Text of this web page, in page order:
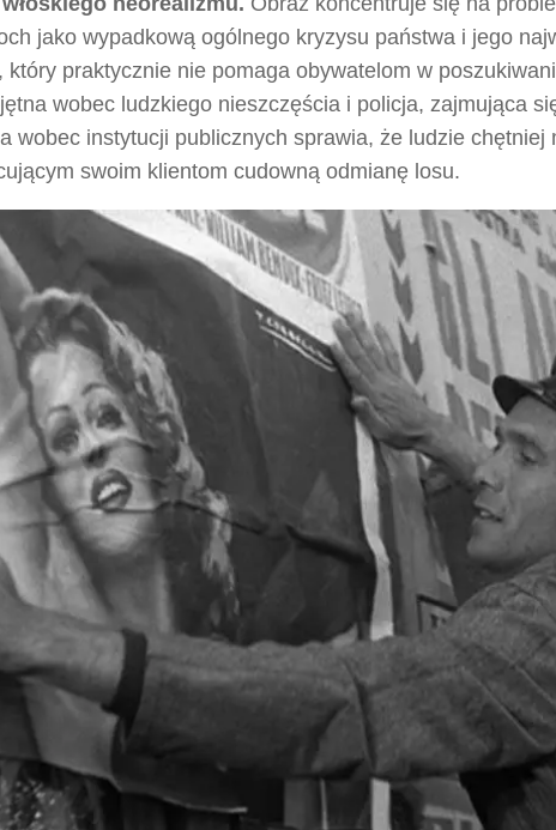
jako wypadkową ogólnego kryzysu państwa i jego
który praktycznie nie pomaga obywatelom w
wobec ludzkiego nieszczęścia i policja, zajmująca
wobec instytucji publicznych sprawia, że ludzie
swoim klientom cudowną odmianę losu.